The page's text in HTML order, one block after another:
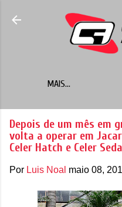
Pular para o
MAIS…
Depois de um mês em
volta a operar em
Celer Hatch e Celer
Por Luis Noal maio 08,